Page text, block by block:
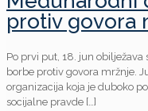
protiv govora
Po prvi put, 18. jun obilježava
borbe protiv govora mržnje.
organizacija koja je duboko
socijalne pravde […]